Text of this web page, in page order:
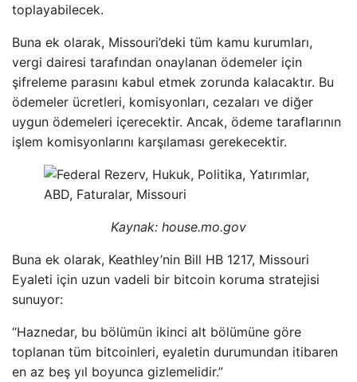
toplayabilecek.
Buna ek olarak, Missouri’deki tüm kamu kurumları,
vergi dairesi tarafından onaylanan ödemeler için
şifreleme parasını kabul etmek zorunda kalacaktır. Bu
ödemeler ücretleri, komisyonları, cezaları ve diğer
uygun ödemeleri içerecektir. Ancak, ödeme taraflarının
işlem komisyonlarını karşılaması gerekecektir.
Kaynak: house.mo.gov
Buna ek olarak, Keathley’nin Bill HB 1217, Missouri
Eyaleti için uzun vadeli bir bitcoin koruma stratejisi
sunuyor:
“Haznedar, bu bölümün ikinci alt bölümüne göre
toplanan tüm bitcoinleri, eyaletin durumundan itibaren
en az beş yıl boyunca gizlemelidir.”